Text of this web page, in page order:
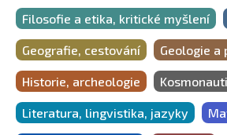
Filosofie a etika, kritické myšlení
Geografie, cestování Geologie a
Historie, archeologie
Literatura, lingvistika, jazyky